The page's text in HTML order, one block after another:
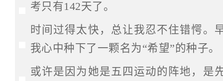
考只有142天了。
时间过得太快，总让我忍不住错愕。
我心中种下了一颗名为“希望”的种子。
或许是因为她是五四运动的阵地，是